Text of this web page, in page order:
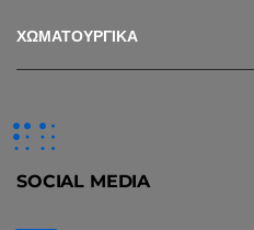
ΧΩΜΑΤΟΥΡΓΙΚΑ
SOCIAL MEDIA